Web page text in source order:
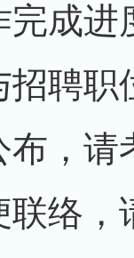
成
聘
布，
联络